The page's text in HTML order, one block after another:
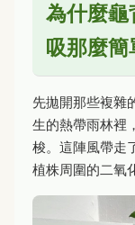
為什麼龜
吸那麼簡
先拋開那些複雜
生的熱帶雨林裡
梭。這陣風帶走
植株周圍的二氧